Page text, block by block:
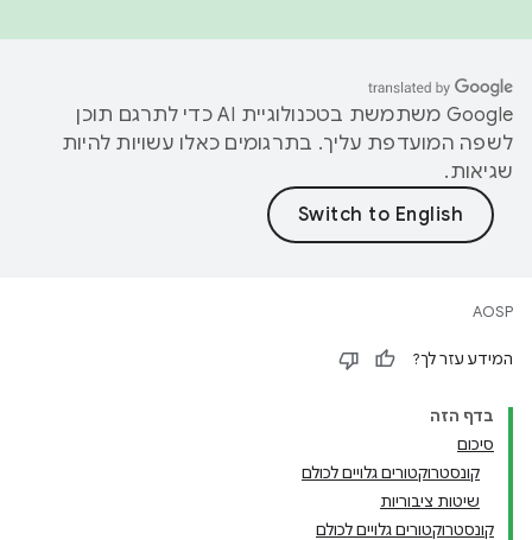
‫Google משתמשת בטכנולוגיית AI כדי לתרגם תוכן
לשפה המועדפת עליך. בתרגומים כאלו עשויות להיות
שגיאות.
AOSP
המידע עזר לך?
בדף הזה
סיכום
קונסטרוקטורים גלויים לכולם
שיטות ציבוריות
קונסטרוקטורים גלויים לכולם